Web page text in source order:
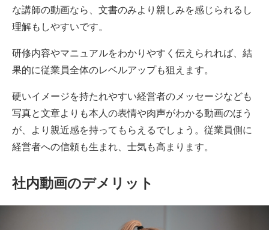
な講師の動画なら、文書のみより親しみを感じられるし
理解もしやすいです。
研修内容やマニュアルをわかりやすく伝えられれば、結
果的に従業員全体のレベルアップも狙えます。
硬いイメージを持たれやすい経営者のメッセージなども
写真と文章よりも本人の表情や肉声がわかる動画のほう
が、より親近感を持ってもらえるでしょう。従業員側に
経営者への信頼も生まれ、士気も高まります。
社内動画のデメリット